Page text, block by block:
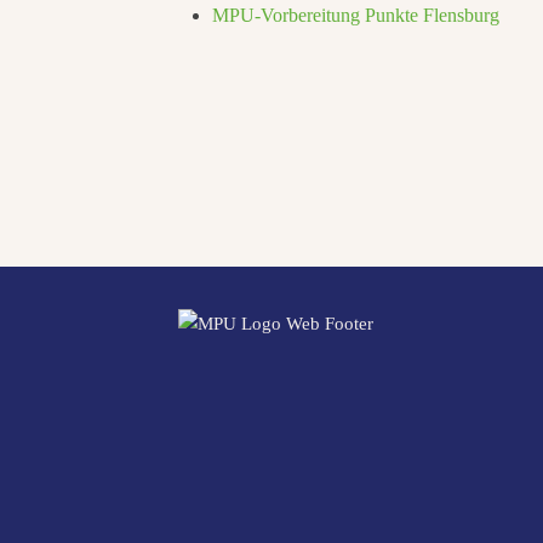
MPU-Vorbereitung Punkte Flensburg